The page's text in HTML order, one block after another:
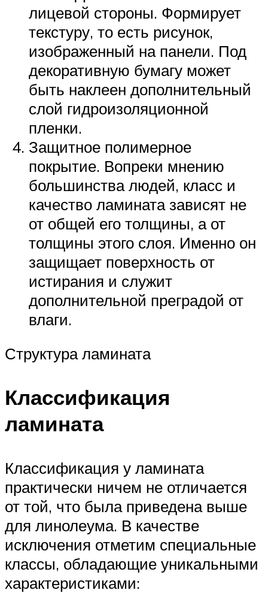
лицевой стороны. Формирует
текстуру, то есть рисунок,
изображенный на панели. Под
декоративную бумагу может
быть наклеен дополнительный
слой гидроизоляционной
пленки.
Защитное полимерное
покрытие. Вопреки мнению
большинства людей, класс и
качество ламината зависят не
от общей его толщины, а от
толщины этого слоя. Именно он
защищает поверхность от
истирания и служит
дополнительной преградой от
влаги.
Структура ламината
Классификация
ламината
Классификация у ламината
практически ничем не отличается
от той, что была приведена выше
для линолеума. В качестве
исключения отметим специальные
классы, обладающие уникальными
характеристиками: